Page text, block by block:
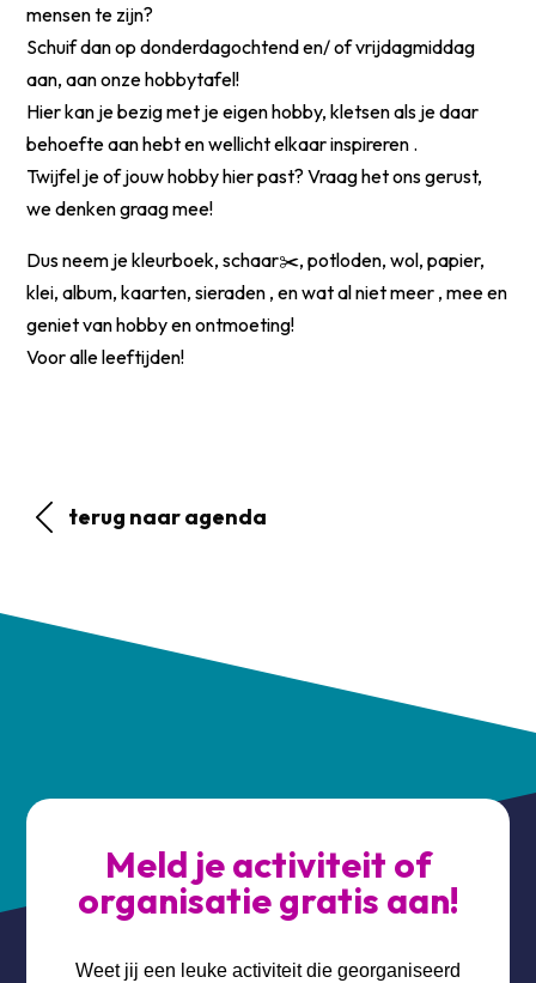
mensen te zijn?
Schuif dan op donderdagochtend en/ of vrijdagmiddag
aan, aan onze hobbytafel!
Hier kan je bezig met je eigen hobby, kletsen als je daar
behoefte aan hebt en wellicht elkaar inspireren .
Twijfel je of jouw hobby hier past? Vraag het ons gerust,
we denken graag mee!
Dus neem je kleurboek, schaar✂️, potloden, wol, papier,
klei, album, kaarten, sieraden , en wat al niet meer , mee en
geniet van hobby en ontmoeting!
Voor alle leeftijden!
terug naar agenda
Meld je activiteit of
organisatie gratis aan!
Weet jij een leuke activiteit die georganiseerd